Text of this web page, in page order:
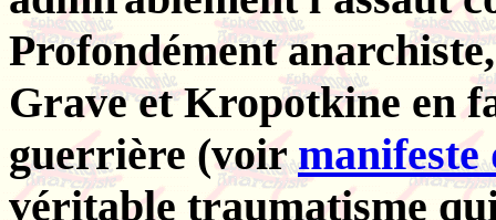
Profondément
Grave et Kropotkine en
guerrière (voirmanifeste
véritable traumatisme